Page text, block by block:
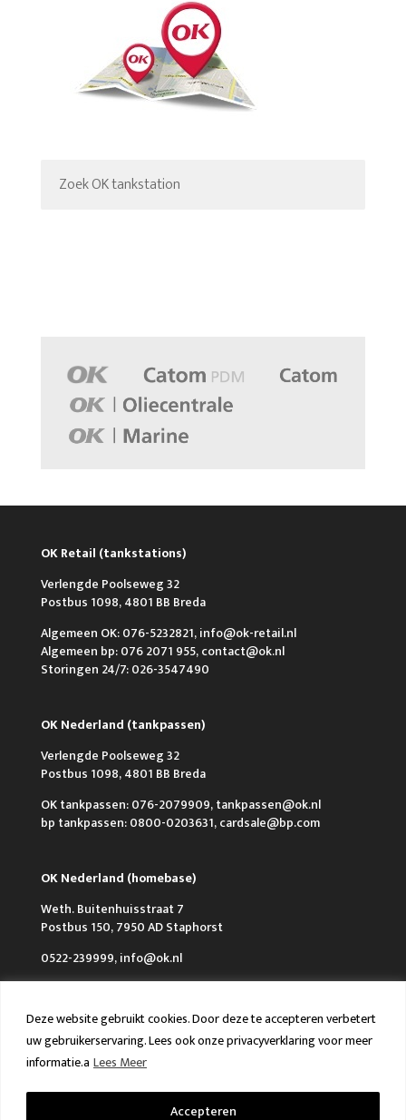
Deze website gebruikt cookies. Door deze te accepteren verbetert
uw gebruikerservaring. Lees ook onze privacyverklaring voor meer
informatie.a Lees Meer
Accepteren
Zoek OK tankstation
OK Retail (tankstations)
Verlengde Poolseweg 32
Postbus 1098, 4801 BB Breda
Algemeen OK: 076-5232821, info@ok-retail.nl
Algemeen bp: 076 2071 955, contact@ok.nl
Storingen 24/7: 026-3547490
OK Nederland (tankpassen)
Verlengde Poolseweg 32
Postbus 1098, 4801 BB Breda
OK tankpassen: 076-2079909, tankpassen@ok.nl
bp tankpassen: 0800-0203631, cardsale@bp.com
OK Nederland (homebase)
Weth. Buitenhuisstraat 7
Postbus 150, 7950 AD Staphorst
0522-239999, info@ok.nl
Over OK
FAQ en Contact
VCA & ISO